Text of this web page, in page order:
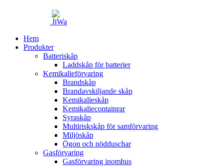
Hem
Produkter
Batteriskåp
Laddskåp för batterier
Kemikalieförvaring
Brandskåp
Brandavskiljande skåp
Kemikalieskåp
Kemikaliecontainrar
Syraskåp
Multiriskskåp för samförvaring
Miljöskåp
Ögon och nödduschar
Gasförvaring
Gasförvaring inomhus